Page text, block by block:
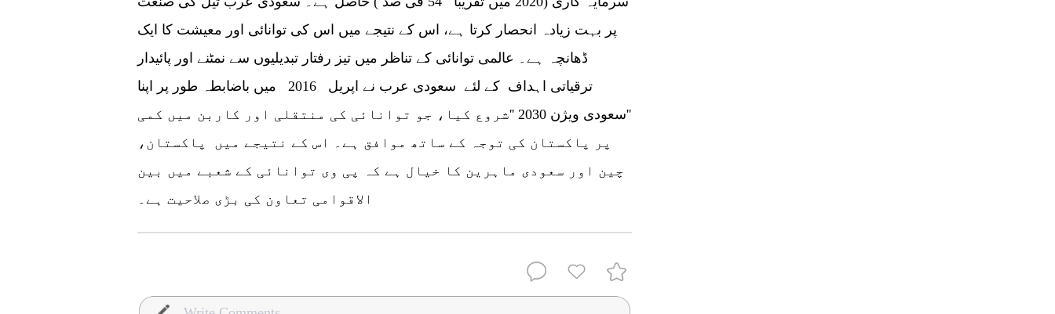
پر بہت زیادہ انحصار کرتا ہے، اس کے نتیجے میں اس کی توانائی اور معیشت کا ایک
ڈھانچہ ہے۔ عالمی توانائی کے تناظر میں تیز رفتار تبدیلیوں سے نمٹنے اور پائیدار
ترقیاتی اہداف کے لئے سعودی عرب نے اپریل 2016 میں باضابطہ طور پر اپنا
''سعودی ویژن 2030 ''شروع کیا، جو توانائی کی منتقلی اور کاربن میں کمی
پر پاکستان کی توجہ کے ساتھ موافق ہے۔ اس کے نتیجے میں پاکستان،
چین اور سعودی ماہرین کا خیال ہے کہ پی وی توانائی کے شعبے میں بین
الاقوامی تعاون کی بڑی صلاحیت ہے۔